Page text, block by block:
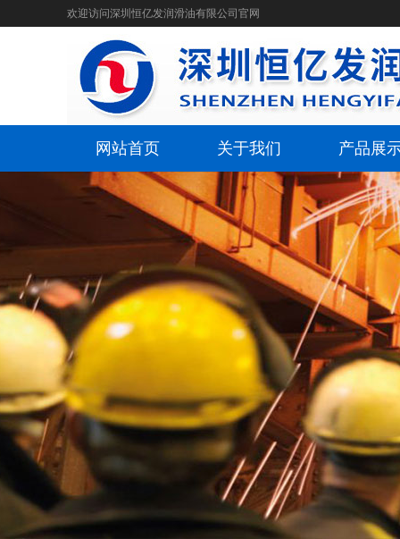
欢迎访问深圳恒亿发润滑油有限公司官网
网站首页 关于我们 产品展